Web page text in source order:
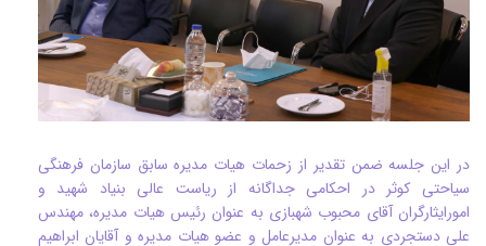
در این جلسه ضمن تقدیر از زحمات هیات مدیره سابق سازمان فرهنگی
سیاحتی کوثر در احکامی جداگانه از ریاست عالی بنیاد شهید و
امورایثارگران آقای محبوب شهبازی به عنوان رئیس هیات مدیره، مهندس
علی دستجردی به عنوان مدیرعامل و عضو هیات مدیره و آقایان ابراهیم